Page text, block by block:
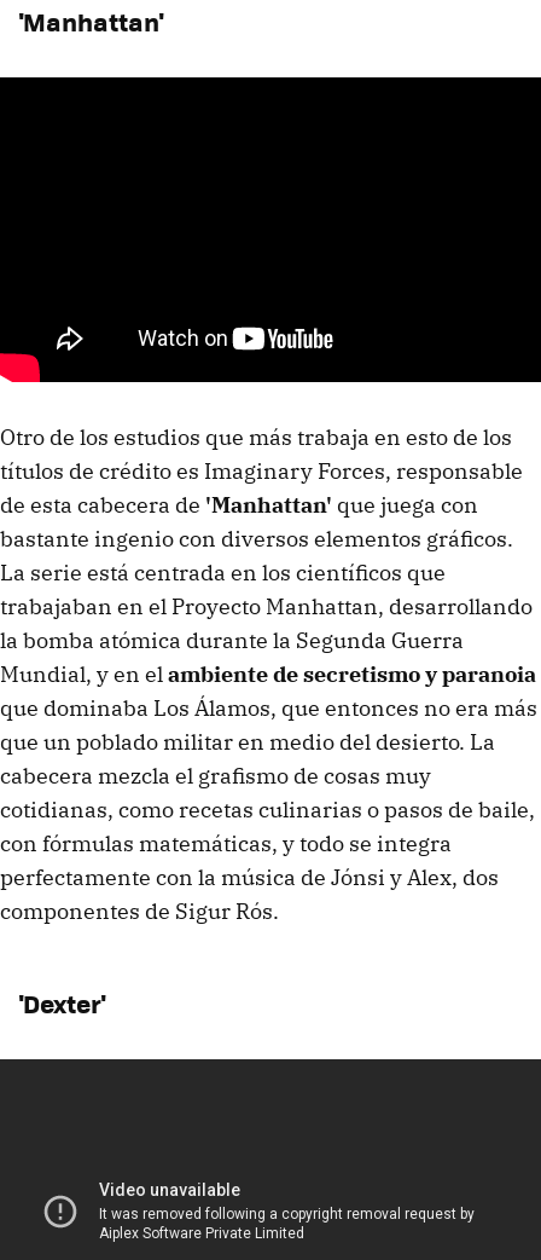
'Manhattan'
Otro de los estudios que más trabaja en esto de los
títulos de crédito es Imaginary Forces, responsable
de esta cabecera de 'Manhattan' que juega con
bastante ingenio con diversos elementos gráficos.
La serie está centrada en los científicos que
trabajaban en el Proyecto Manhattan, desarrollando
la bomba atómica durante la Segunda Guerra
Mundial, y en elambiente de secretismo y paranoia
que dominaba Los Álamos, que entonces no era más
que un poblado militar en medio del desierto. La
cabecera mezcla el grafismo de cosas muy
cotidianas, como recetas culinarias o pasos de baile,
con fórmulas matemáticas, y todo se integra
perfectamente con la música de Jónsi y Alex, dos
componentes de Sigur Rós.
'Dexter'